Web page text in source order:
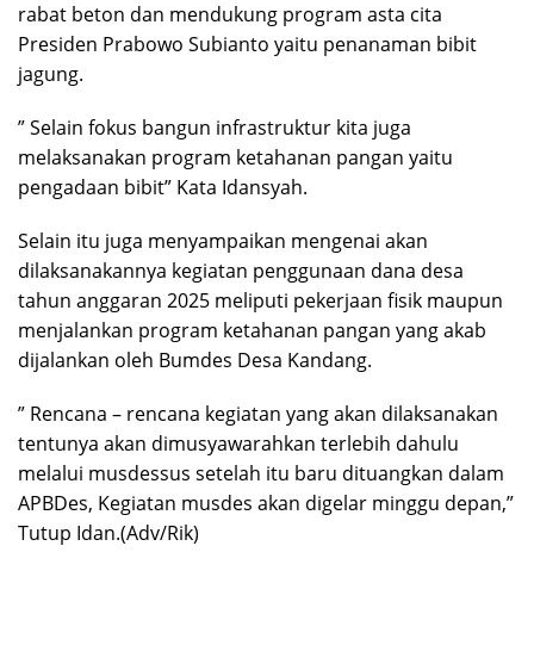
rabat beton dan mendukung program asta cita
Presiden Prabowo Subianto yaitu penanaman bibit
jagung.
” Selain fokus bangun infrastruktur kita juga
melaksanakan program ketahanan pangan yaitu
pengadaan bibit” Kata Idansyah.
Selain itu juga menyampaikan mengenai akan
dilaksanakannya kegiatan penggunaan dana desa
tahun anggaran 2025 meliputi pekerjaan fisik maupun
menjalankan program ketahanan pangan yang akab
dijalankan oleh Bumdes Desa Kandang.
” Rencana – rencana kegiatan yang akan dilaksanakan
tentunya akan dimusyawarahkan terlebih dahulu
melalui musdessus setelah itu baru dituangkan dalam
APBDes, Kegiatan musdes akan digelar minggu depan,”
Tutup Idan.(Adv/Rik)